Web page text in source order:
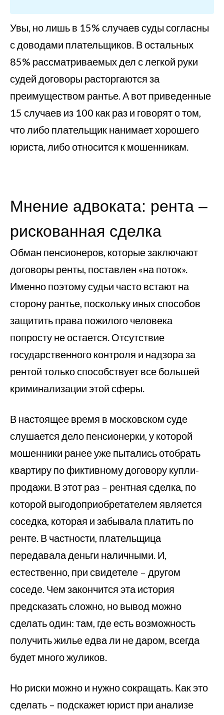
Увы, но лишь в 15% случаев суды согласны
с доводами плательщиков. В остальных
85% рассматриваемых дел с легкой руки
судей договоры расторгаются за
преимуществом рантье. А вот приведенные
15 случаев из 100 как раз и говорят о том,
что либо плательщик нанимает хорошего
юриста, либо относится к мошенникам.
Мнение адвоката: рента –
рискованная сделка
Обман пенсионеров, которые заключают
договоры ренты, поставлен «на поток».
Именно поэтому судьи часто встают на
сторону рантье, поскольку иных способов
защитить права пожилого человека
попросту не остается. Отсутствие
государственного контроля и надзора за
рентой только способствует все большей
криминализации этой сферы.
В настоящее время в московском суде
слушается дело пенсионерки, у которой
мошенники ранее уже пытались отобрать
квартиру по фиктивному договору купли-
продажи. В этот раз – рентная сделка, по
которой выгодоприобретателем является
соседка, которая и забывала платить по
ренте. В частности, плательщица
передавала деньги наличными. И,
естественно, при свидетеле – другом
соседе. Чем закончится эта история
предсказать сложно, но вывод можно
сделать один: там, где есть возможность
получить жилье едва ли не даром, всегда
будет много жуликов.
Но риски можно и нужно сокращать. Как это
сделать – подскажет юрист при анализе